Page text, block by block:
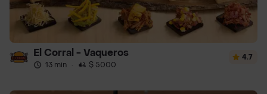
El Corral - Vaqueros
13 min · $ 5000
4.7